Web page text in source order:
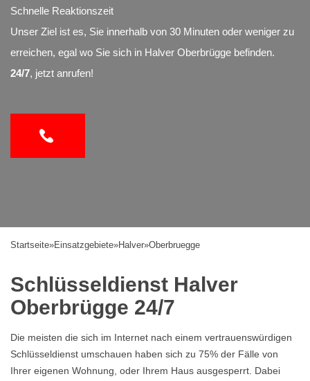
Schnelle Reaktionszeit
Unser Ziel ist es, Sie innerhalb von 30 Minuten oder weniger zu
erreichen, egal wo Sie sich in Halver Oberbrügge befinden.
24/7, jetzt anrufen!
Startseite»Einsatzgebiete»Halver»Oberbruegge
Schlüsseldienst Halver
Oberbrügge 24/7
Die meisten die sich im Internet nach einem vertrauenswürdigen
Schlüsseldienst umschauen haben sich zu 75% der Fälle von
Ihrer eigenen Wohnung, oder Ihrem Haus ausgesperrt. Dabei